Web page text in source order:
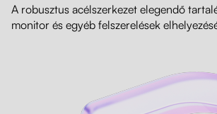
A robusztus acélszerkezet elegendő
monitor és egyéb felszerelések